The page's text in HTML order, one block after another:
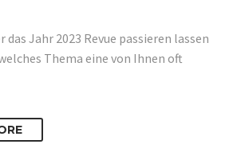
Jahr 2023 Revue passieren lassen
Thema eine von Ihnen oft